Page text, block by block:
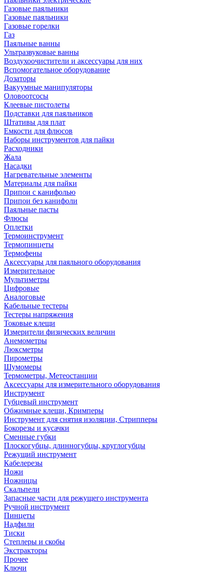
Газовые паяльники
Газовые паяльники
Газовые горелки
Газ
Паяльные ванны
Ультразвуковые ванны
Воздухоочистители и аксессуары для них
Вспомогательное оборудование
Дозаторы
Вакуумные манипуляторы
Оловоотсосы
Клеевые пистолеты
Подставки для паяльников
Штативы для плат
Емкости для флюсов
Наборы инструментов для пайки
Расходники
Жала
Насадки
Нагревательные элементы
Материалы для пайки
Припои с канифолью
Припои без канифоли
Паяльные пасты
Флюсы
Оплетки
Термоинструмент
Термопинцеты
Термофены
Аксессуары для паяльного оборудования
Измерительное
Мультиметры
Цифровые
Аналоговые
Кабельные тестеры
Тестеры напряжения
Токовые клещи
Измерители физических величин
Анемометры
Люксметры
Пирометры
Шумомеры
Термометры, Метеостанции
Аксессуары для измерительного оборудования
Инструмент
Губцевый инструмент
Обжимные клещи, Кримперы
Инструмент для снятия изоляции, Стрипперы
Бокорезы и кусачки
Сменные губки
Плоскогубцы, длинногубцы, круглогубцы
Режущий инструмент
Кабелерезы
Ножи
Ножницы
Скальпели
Запасные части для режущего инструмента
Ручной инструмент
Пинцеты
Надфили
Тиски
Степлеры и скобы
Экстракторы
Прочее
Ключи